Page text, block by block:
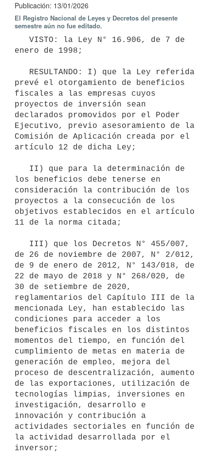
Publicación: 13/01/2026
El Registro Nacional de Leyes y Decretos del presente
semestre aún no fue editado.
enero de 1998;
prevé el otorgamiento de beneficios
fiscales a las empresas cuyos
proyectos de inversión sean
declarados promovidos por el Poder
Ejecutivo, previo asesoramiento de la
Comisión de Aplicación creada por el
artículo 12 de dicha Ley;
los beneficios debe tenerse en
consideración la contribución de los
proyectos a la consecución de los
objetivos establecidos en el artículo
11 de la norma citada;
de 26 de noviembre de 2007, N° 2/012,
de 9 de enero de 2012, N° 143/018, de
22 de mayo de 2018 y N° 268/020, de
30 de setiembre de 2020,
reglamentarios del Capítulo III de la
mencionada Ley, han establecido las
condiciones para acceder a los
beneficios fiscales en los distintos
momentos del tiempo, en función del
cumplimiento de metas en materia de
generación de empleo, mejora del
proceso de descentralización, aumento
de las exportaciones, utilización de
tecnologías limpias, inversiones en
investigación, desarrollo e
innovación y contribución a
actividades sectoriales en función de
la actividad desarrollada por el
inversor;